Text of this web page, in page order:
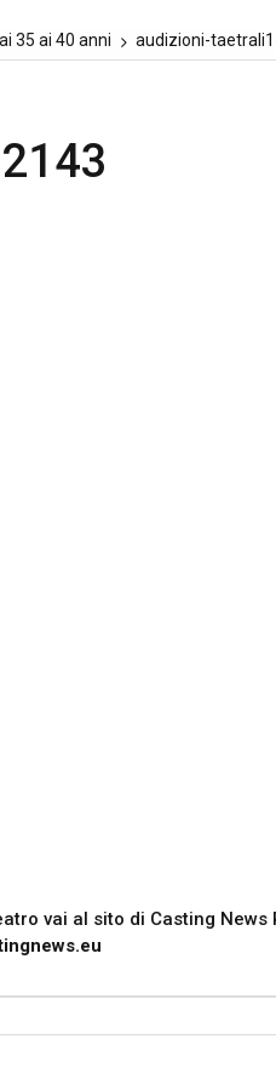
35 ai 40 anni audizioni-
vai al sito di Casting News